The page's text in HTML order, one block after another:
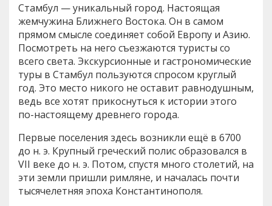
Стамбул — уникальный город. Настоящая
жемчужина Ближнего Востока. Он в самом
прямом смысле соединяет собой Европу и Азию.
Посмотреть на него съезжаются туристы со
всего света. Экскурсионные и гастрономические
туры в Стамбул пользуются спросом круглый
год. Это место никого не оставит равнодушным,
ведь все хотят прикоснуться к истории этого
по-настоящему древнего города.
Первые поселения здесь возникли ещё в 6700
до н. э. Крупный греческий полис образовался в
VII веке до н. э. Потом, спустя много столетий, на
эти земли пришли римляне, и началась почти
тысячелетняя эпоха Константинополя.